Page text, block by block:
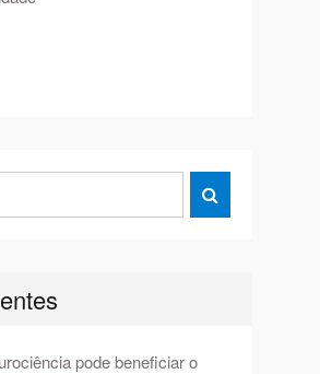

pode beneficiar o